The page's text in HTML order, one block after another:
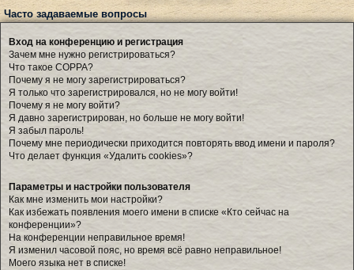
Часто задаваемые вопросы
Вход на конференцию и регистрация
Зачем мне нужно регистрироваться?
Что такое COPPA?
Почему я не могу зарегистрироваться?
Я только что зарегистрировался, но не могу войти!
Почему я не могу войти?
Я давно зарегистрирован, но больше не могу войти!
Я забыл пароль!
Почему мне периодически приходится повторять ввод имени и пароля?
Что делает функция «Удалить cookies»?
Параметры и настройки пользователя
Как мне изменить мои настройки?
Как избежать появления моего имени в списке «Кто сейчас на
конференции»?
На конференции неправильное время!
Я изменил часовой пояс, но время всё равно неправильное!
Моего языка нет в списке!